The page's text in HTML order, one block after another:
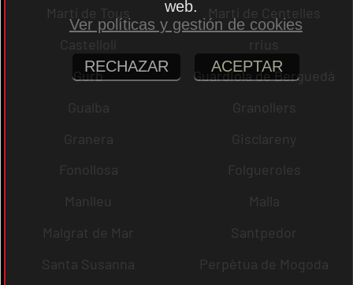
Martí de Tous
Martí de Centelles
Castellolí
rrius
Gurb
Guardiola de Berguedà
Gualba
Granollers
Granera
Gisclareny
Fonollosa
Folgueroles
Manlleu
Malla
Malgrat de Mar
Santpedor
Santa Susanna
Perpètua de Mogoda
web.
Ver políticas y gestión de cookies
RECHAZAR ACEPTAR